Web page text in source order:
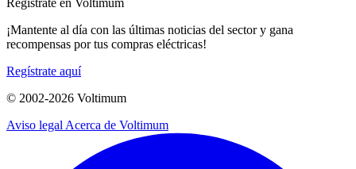
Regístrate en Voltimum
¡Mantente al día con las últimas noticias del sector y gana
recompensas por tus compras eléctricas!
Regístrate aquí
© 2002-2026 Voltimum
Aviso legal Acerca de Voltimum